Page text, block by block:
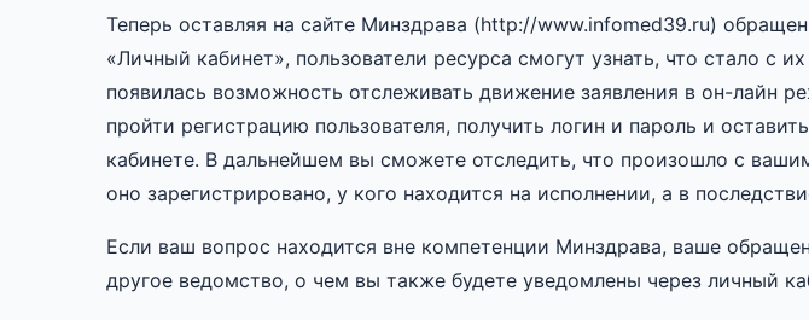
Теперь оставляя на сайте Минздрава (http://www.infomed39.ru)
«Личный кабинет», пользователи ресурса смогут узнать, что стало с
появилась возможность отслеживать движение заявления в он-лайн
пройти регистрацию пользователя, получить логин и пароль и
кабинете. В дальнейшем вы сможете отследить, что произошло с
оно зарегистрировано, у кого находится на исполнении, а в
Если ваш вопрос находится вне компетенции Минздрава, ваше
другое ведомство, о чем вы также будете уведомлены через личный